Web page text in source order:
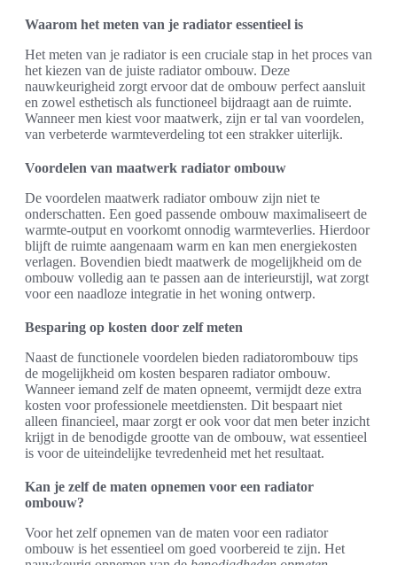
Waarom het meten van je radiator essentieel is
Het meten van je radiator is een cruciale stap in het proces van
het kiezen van de juiste radiator ombouw. Deze
nauwkeurigheid zorgt ervoor dat de ombouw perfect aansluit
en zowel esthetisch als functioneel bijdraagt aan de ruimte.
Wanneer men kiest voor maatwerk, zijn er tal van voordelen,
van verbeterde warmteverdeling tot een strakker uiterlijk.
Voordelen van maatwerk radiator ombouw
De voordelen maatwerk radiator ombouw zijn niet te
onderschatten. Een goed passende ombouw maximaliseert de
warmte-output en voorkomt onnodig warmteverlies. Hierdoor
blijft de ruimte aangenaam warm en kan men energiekosten
verlagen. Bovendien biedt maatwerk de mogelijkheid om de
ombouw volledig aan te passen aan de interieurstijl, wat zorgt
voor een naadloze integratie in het woning ontwerp.
Besparing op kosten door zelf meten
Naast de functionele voordelen bieden radiatorombouw tips
de mogelijkheid om kosten besparen radiator ombouw.
Wanneer iemand zelf de maten opneemt, vermijdt deze extra
kosten voor professionele meetdiensten. Dit bespaart niet
alleen financieel, maar zorgt er ook voor dat men beter inzicht
krijgt in de benodigde grootte van de ombouw, wat essentieel
is voor de uiteindelijke tevredenheid met het resultaat.
Kan je zelf de maten opnemen voor een radiator
ombouw?
Voor het zelf opnemen van de maten voor een radiator
ombouw is het essentieel om goed voorbereid te zijn. Het